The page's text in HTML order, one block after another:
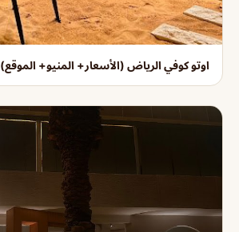
اوتو كوفي الرياض (الأسعار+ المنيو+ الموقع)